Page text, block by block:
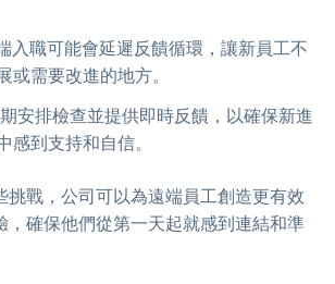
入職可能會延遲反饋循環，讓新員工不
或需要改進的地方。
安排檢查並提供即時反饋，以確保新進
感到支持和自信。
挑戰，公司可以為遠端員工創造更有效
，確保他們從第一天起就感到連結和準